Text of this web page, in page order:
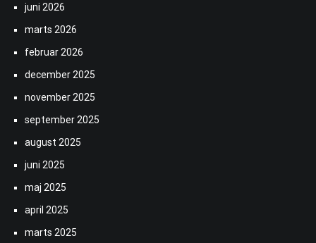
juni 2026
marts 2026
februar 2026
december 2025
november 2025
september 2025
august 2025
juni 2025
maj 2025
april 2025
marts 2025